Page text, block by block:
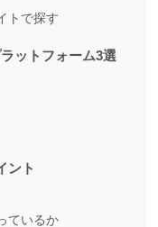
トで探す
ットフォーム3選
ント
ているか